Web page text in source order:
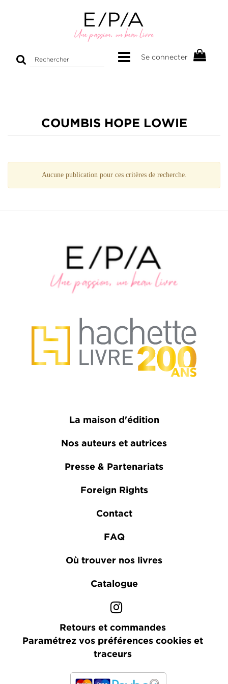
Rechercher
Se connecter
COUMBIS HOPE LOWIE
Aucune publication pour ces critères de recherche.
La maison d'édition
Nos auteurs et autrices
Presse & Partenariats
Foreign Rights
Contact
FAQ
Où trouver nos livres
Catalogue
Retours et commandes
Paramétrez vos préférences cookies et
traceurs